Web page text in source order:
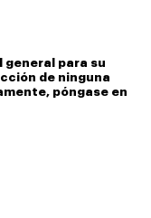
para su
de ninguna
póngase en